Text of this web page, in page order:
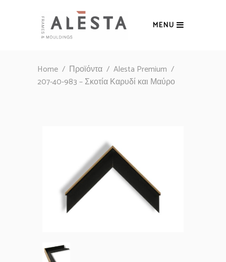
MENU
Home / Προϊόντα / Alesta Premium /
207-40-983 – Σκοτία Καρυδί και Μαύρο